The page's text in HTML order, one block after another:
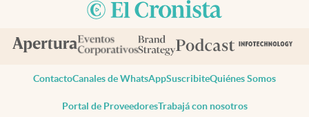
ContactoCanales de WhatsAppSuscribiteQuiénes Somos
Portal de ProveedoresTrabajá con nosotros